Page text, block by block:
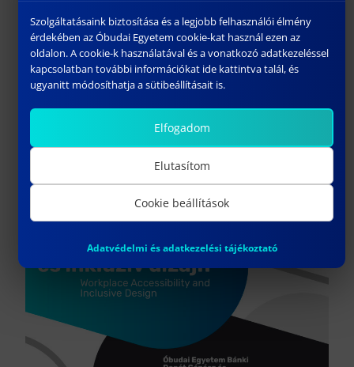
szakirányú továbbképzésein
Wrap-up
16:45 – 17:00
Closing remarks
Szolgáltatásaink biztosítása és a legjobb felhasználói élmény
érdekében az Óbudai Egyetem cookie-kat használ ezen az
oldalon. A cookie-k használatával és a vonatkozó adatkezeléssel
kapcsolatban további információkat ide kattintva talál, és
ugyanitt módosíthatja a sütibeállításait is.
Elfogadom
Elutasítom
Cookie beállítások
Adatvédelmi és adatkezelési tájékoztató